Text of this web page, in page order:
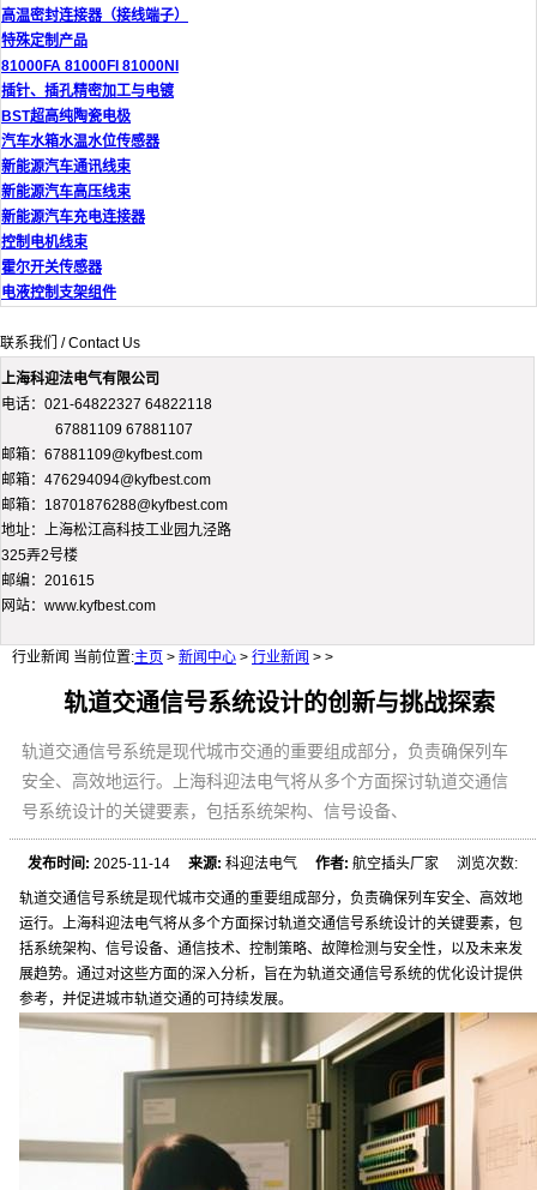
高温密封连接器（接线端子）
特殊定制产品
81000FA 81000FI 81000NI
插针、插孔精密加工与电镀
BST超高纯陶瓷电极
汽车水箱水温水位传感器
新能源汽车通讯线束
新能源汽车高压线束
新能源汽车充电连接器
控制电机线束
霍尔开关传感器
电液控制支架组件
联系我们 / Contact Us
上海科迎法电气有限公司
电话：021-64822327 64822118
67881109 67881107
邮箱：67881109@kyfbest.com
邮箱：476294094@kyfbest.com
邮箱：18701876288@kyfbest.com
地址：上海松江高科技工业园九泾路
325弄2号楼
邮编：201615
网站：www.kyfbest.com
行业新闻 当前位置:主页 > 新闻中心 > 行业新闻 > >
轨道交通信号系统设计的创新与挑战探索
轨道交通信号系统是现代城市交通的重要组成部分，负责确保列车
安全、高效地运行。上海科迎法电气将从多个方面探讨轨道交通信
号系统设计的关键要素，包括系统架构、信号设备、
发布时间: 2025-11-14来源: 科迎法电气作者: 航空插头厂家 浏览次数:
轨道交通信号系统是现代城市交通的重要组成部分，负责确保列车安全、高效地
运行。上海科迎法电气将从多个方面探讨轨道交通信号系统设计的关键要素，包
括系统架构、信号设备、通信技术、控制策略、故障检测与安全性，以及未来发
展趋势。通过对这些方面的深入分析，旨在为轨道交通信号系统的优化设计提供
参考，并促进城市轨道交通的可持续发展。